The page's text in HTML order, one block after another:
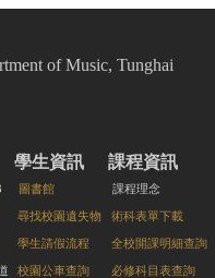
of Music, Tunghai
學生資訊
圖書館
尋找校園遺失物
學生請假流程
校園公車查詢
課程資訊
課程理念
術科表單下載
全校開課明細查詢
必修科目表查詢